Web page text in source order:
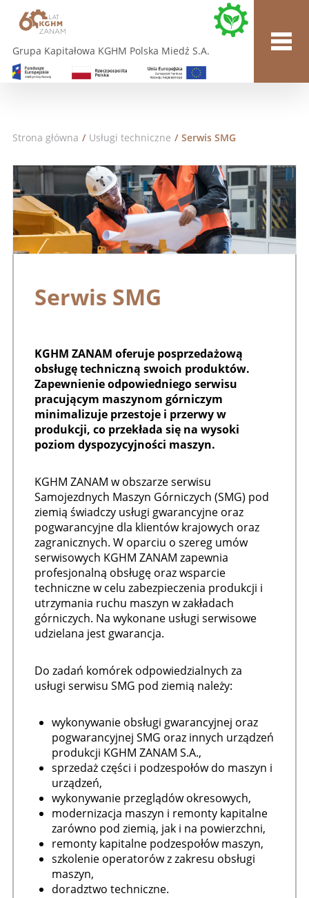
Grupa Kapitałowa KGHM Polska Miedź S.A.
Strona główna / Usługi techniczne / Serwis SMG
Serwis SMG
KGHM ZANAM oferuje posprzedażową
obsługę techniczną swoich produktów.
Zapewnienie odpowiedniego serwisu
pracującym maszynom górniczym
minimalizuje przestoje i przerwy w
produkcji, co przekłada się na wysoki
poziom dyspozycyjności maszyn.
KGHM ZANAM w obszarze serwisu
Samojezdnych Maszyn Górniczych (SMG) pod
ziemią świadczy usługi gwarancyjne oraz
pogwarancyjne dla klientów krajowych oraz
zagranicznych. W oparciu o szereg umów
serwisowych KGHM ZANAM zapewnia
profesjonalną obsługę oraz wsparcie
techniczne w celu zabezpieczenia produkcji i
utrzymania ruchu maszyn w zakładach
górniczych. Na wykonane usługi serwisowe
udzielana jest gwarancja.
Do zadań komórek odpowiedzialnych za
usługi serwisu SMG pod ziemią należy:
wykonywanie obsługi gwarancyjnej oraz
pogwarancyjnej SMG oraz innych urządzeń
produkcji KGHM ZANAM S.A.,
sprzedaż części i podzespołów do maszyn i
urządzeń,
wykonywanie przeglądów okresowych,
modernizacja maszyn i remonty kapitalne
zarówno pod ziemią, jak i na powierzchni,
remonty kapitalne podzespołów maszyn,
szkolenie operatorów z zakresu obsługi
maszyn,
doradztwo techniczne.